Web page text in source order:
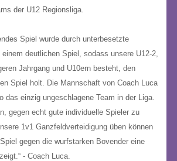
der U12 Regionsliga.
Spiel wurde durch unterbesetzte
deutlichen Spiel, sodass unsere U12-2,
Jahrgang und U10ern besteht, den
Spiel holt. Die Mannschaft von Coach Luca
das einzig ungeschlagene Team in der Liga.
gegen echt gute individuelle Spieler zu
1v1 Ganzfeldverteidigung üben können
gegen die wurfstarken Bovender eine
- Coach Luca.